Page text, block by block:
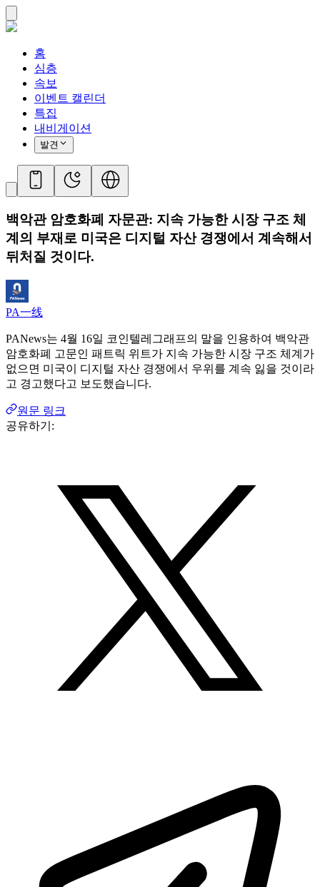
홈
심층
속보
이벤트 캘린더
특집
내비게이션
발견
백악관 암호화폐 자문관: 지속 가능한 시장 구조 체
계의 부재로 미국은 디지털 자산 경쟁에서 계속해서
뒤처질 것이다.
PA一线
PANews는 4월 16일 코인텔레그래프의 말을 인용하여 백악관
암호화폐 고문인 패트릭 위트가 지속 가능한 시장 구조 체계가
없으면 미국이 디지털 자산 경쟁에서 우위를 계속 잃을 것이라
고 경고했다고 보도했습니다.
원문 링크
공유하기: